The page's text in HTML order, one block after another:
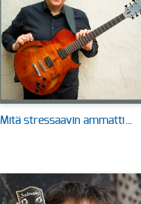
Mitä stressaavin ammatti…